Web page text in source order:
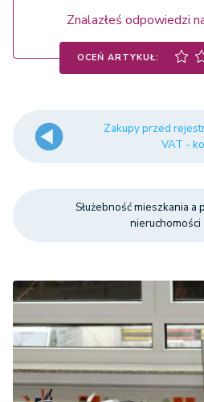
Znalazłeś odpowiedzi
OCEŃ ARTYKUŁ:
Zakupy przed
VAT -
Służebność mieszkania a
nieruchomości